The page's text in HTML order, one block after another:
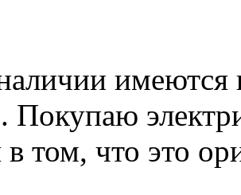
имеются
Покупаю
том, что это